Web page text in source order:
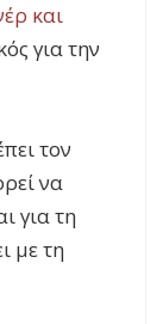
και
για την
τον
να
για τη
με τη